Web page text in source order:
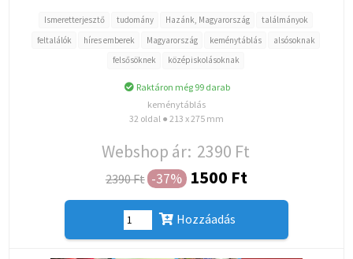
Ismeretterjesztő tudomány Hazánk, Magyarország
találmányok
feltalálók
híres emberek Magyarország keménytáblás
alsósoknak
felsősöknek
középiskolásoknak
Raktáron még 99 darab
keménytáblás
32 oldal ● 213 x 275 mm
Webshop ár: 2390 Ft
2390 Ft -37% 1500 Ft
Hozzáadás